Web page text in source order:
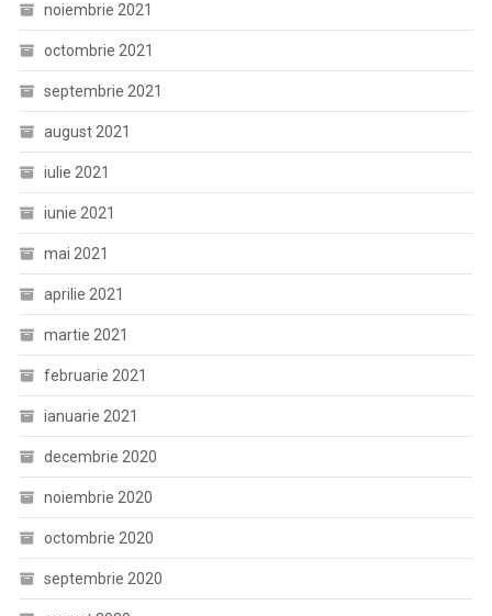
noiembrie 2021
octombrie 2021
septembrie 2021
august 2021
iulie 2021
iunie 2021
mai 2021
aprilie 2021
martie 2021
februarie 2021
ianuarie 2021
decembrie 2020
noiembrie 2020
octombrie 2020
septembrie 2020